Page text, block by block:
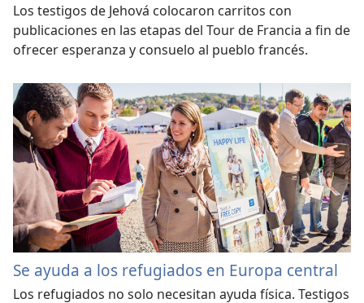
Los testigos de Jehová colocaron carritos con
publicaciones en las etapas del Tour de Francia a fin de
ofrecer esperanza y consuelo al pueblo francés.
Se ayuda a los refugiados en Europa central
Los refugiados no solo necesitan ayuda física. Testigos